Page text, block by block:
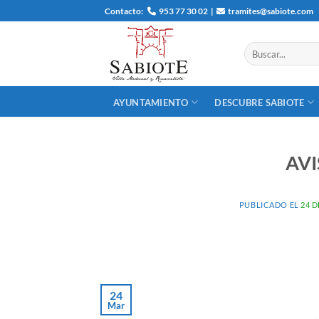
al
Contacto: 953 77 30 02 | tramites@sabiote.com
AYUNTAMIENTO DESCUBRE SABIOTE
PUBLICADO EL 24
24
Mar